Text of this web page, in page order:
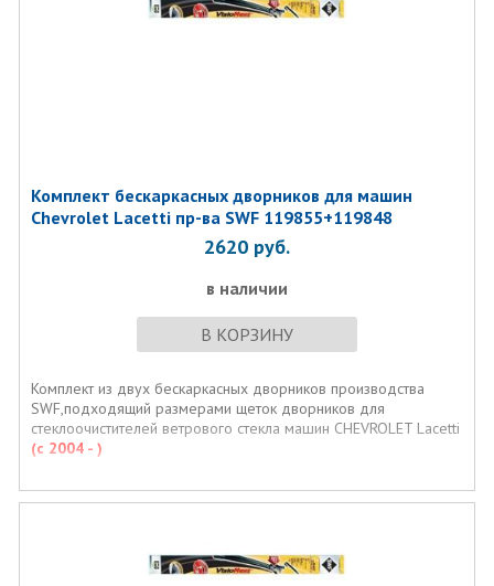
Комплект бескаркасных дворников для машин
Chevrolet Lacetti пр-ва SWF 119855+119848
2620 руб.
в наличии
В КОРЗИНУ
Комплект из двух бескаркасных дворников производства
SWF,подходящий размерами щеток дворников для
стеклоочистителей ветрового стекла машин CHEVROLET Lacetti
(с 2004 - )